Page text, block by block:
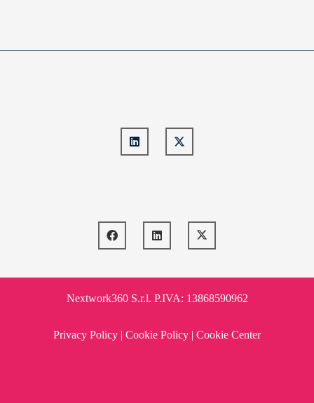
Nextwork360 S.r.l. P.IVA: 13868590962
Privacy Policy | Cookie Policy | Cookie Center